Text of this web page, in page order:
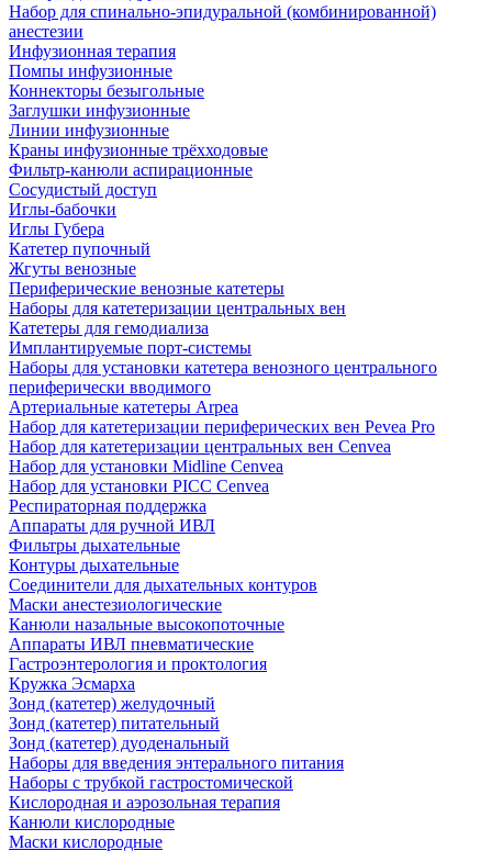
Набор для спинально-эпидуральной (комбинированной)
анестезии
Инфузионная терапия
Помпы инфузионные
Коннекторы безыгольные
Заглушки инфузионные
Линии инфузионные
Краны инфузионные трёхходовые
Фильтр-канюли аспирационные
Сосудистый доступ
Иглы-бабочки
Иглы Губера
Катетер пупочный
Жгуты венозные
Периферические венозные катетеры
Наборы для катетеризации центральных вен
Катетеры для гемодиализа
Имплантируемые порт‑системы
Наборы для установки катетера венозного центрального
периферически вводимого
Артериальные катетеры Arpea
Набор для катетеризации периферических вен Pevea Pro
Набор для катетеризации центральных вен Cenvea
Набор для установки Midline Cenvea
Набор для установки PICC Cenvea
Респираторная поддержка
Аппараты для ручной ИВЛ
Фильтры дыхательные
Контуры дыхательные
Соединители для дыхательных контуров
Маски анестезиологические
Канюли назальные высокопоточные
Аппараты ИВЛ пневматические
Гастроэнтерология и проктология
Кружка Эсмарха
Зонд (катетер) желудочный
Зонд (катетер) питательный
Зонд (катетер) дуоденальный
Наборы для введения энтерального питания
Наборы с трубкой гастростомической
Кислородная и аэрозольная терапия
Канюли кислородные
Маски кислородные